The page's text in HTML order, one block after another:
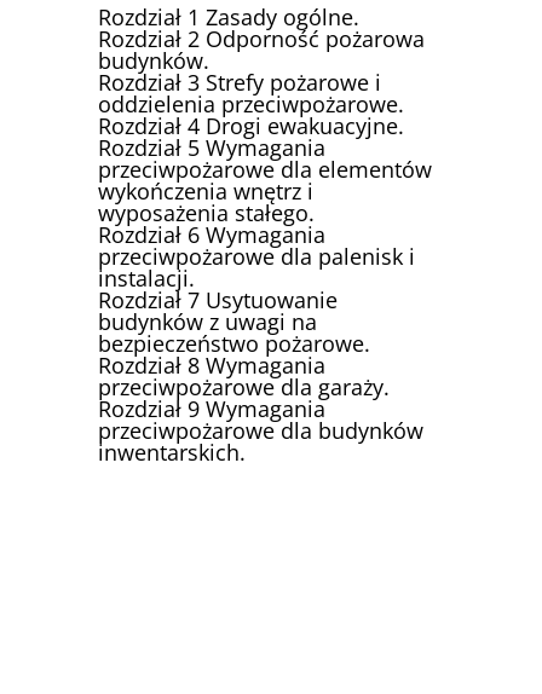
Rozdział 1 Zasady ogólne.
Rozdział 2 Odporność pożarowa
budynków.
Rozdział 3 Strefy pożarowe i
oddzielenia przeciwpożarowe.
Rozdział 4 Drogi ewakuacyjne.
Rozdział 5 Wymagania
przeciwpożarowe dla elementów
wykończenia wnętrz i
wyposażenia stałego.
Rozdział 6 Wymagania
przeciwpożarowe dla palenisk i
instalacji.
Rozdział 7 Usytuowanie
budynków z uwagi na
bezpieczeństwo pożarowe.
Rozdział 8 Wymagania
przeciwpożarowe dla garaży.
Rozdział 9 Wymagania
przeciwpożarowe dla budynków
inwentarskich.